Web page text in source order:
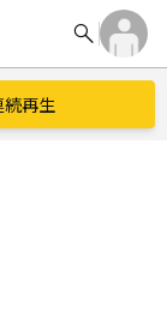
search
続再生